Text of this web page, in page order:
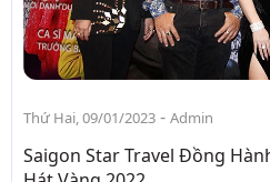
Thứ Hai, 09/01/2023 - Admin
Saigon Star Travel Đồng